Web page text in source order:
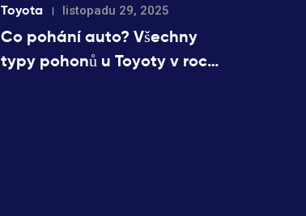
Toyota listopadu 29, 2025
Co pohání auto? Všechny
typy pohonů u Toyoty v roce